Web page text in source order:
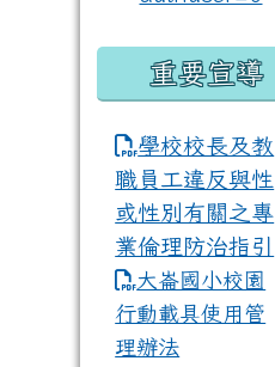
重要宣導
學校校長及教
職員工違反與性
或性別有關之專
業倫理防治指引
大崙國小校園
行動載具使用管
理辦法